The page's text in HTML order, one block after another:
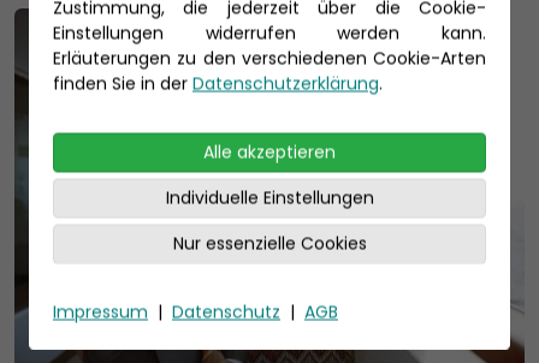
Zustimmung, die jederzeit über die Cookie-
Einstellungen widerrufen werden kann.
Erläuterungen zu den verschiedenen Cookie-Arten
finden Sie in der Datenschutzerklärung.
Alle akzeptieren
Individuelle Einstellungen
Nur essenzielle Cookies
Impressum | Datenschutz | AGB